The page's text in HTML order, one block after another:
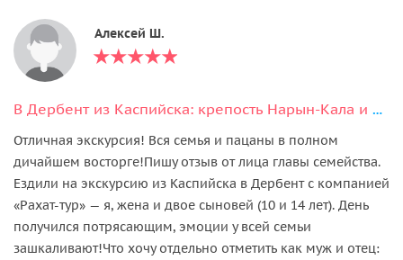
Алексей Ш.
В Дербент из Каспийска: крепость Нарын-Кала и экраноплан Лунь в мини-группе
Отличная экскурсия! Вся семья и пацаны в полном
дичайшем восторге! ​Пишу отзыв от лица главы семейства.
Ездили на экскурсию из Каспийска в Дербент с компанией
«Рахат-тур» — я, жена и двое сыновей (10 и 14 лет). День
получился потрясающим, эмоции у всей семьи
зашкаливают! ​Что хочу отдельно отметить как муж и отец: ​